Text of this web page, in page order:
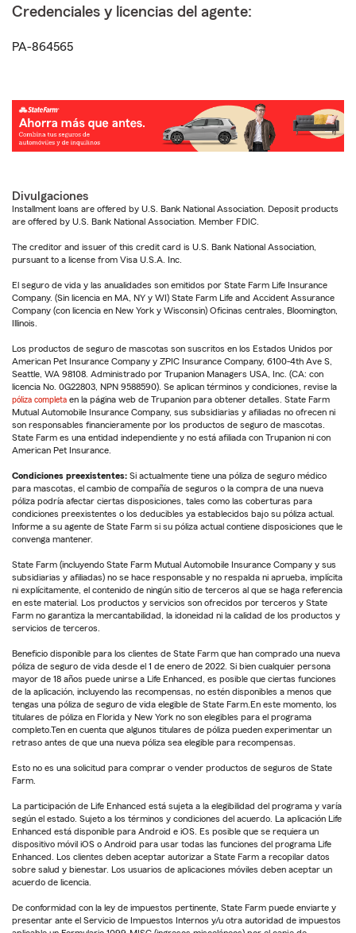
Credenciales y licencias del agente:
PA-864565
Divulgaciones
Installment loans are offered by U.S. Bank National Association. Deposit products
are offered by U.S. Bank National Association. Member FDIC.
The creditor and issuer of this credit card is U.S. Bank National Association,
pursuant to a license from Visa U.S.A. Inc.
El seguro de vida y las anualidades son emitidos por State Farm Life Insurance
Company. (Sin licencia en MA, NY y WI) State Farm Life and Accident Assurance
Company (con licencia en New York y Wisconsin) Oficinas centrales, Bloomington,
Illinois.
Los productos de seguro de mascotas son suscritos en los Estados Unidos por
American Pet Insurance Company y ZPIC Insurance Company, 6100-4th Ave S,
Seattle, WA 98108. Administrado por Trupanion Managers USA, Inc. (CA: con
licencia No. 0G22803, NPN 9588590). Se aplican términos y condiciones, revise la
póliza completa en la página web de Trupanion para obtener detalles. State Farm
Mutual Automobile Insurance Company, sus subsidiarias y afiliadas no ofrecen ni
son responsables financieramente por los productos de seguro de mascotas.
State Farm es una entidad independiente y no está afiliada con Trupanion ni con
American Pet Insurance.
Condiciones preexistentes: Si actualmente tiene una póliza de seguro médico
para mascotas, el cambio de compañía de seguros o la compra de una nueva
póliza podría afectar ciertas disposiciones, tales como las coberturas para
condiciones preexistentes o los deducibles ya establecidos bajo su póliza actual.
Informe a su agente de State Farm si su póliza actual contiene disposiciones que le
convenga mantener.
State Farm (incluyendo State Farm Mutual Automobile Insurance Company y sus
subsidiarias y afiliadas) no se hace responsable y no respalda ni aprueba, implícita
ni explícitamente, el contenido de ningún sitio de terceros al que se haga referencia
en este material. Los productos y servicios son ofrecidos por terceros y State
Farm no garantiza la mercantabilidad, la idoneidad ni la calidad de los productos y
servicios de terceros.
Beneficio disponible para los clientes de State Farm que han comprado una nueva
póliza de seguro de vida desde el 1 de enero de 2022. Si bien cualquier persona
mayor de 18 años puede unirse a Life Enhanced, es posible que ciertas funciones
de la aplicación, incluyendo las recompensas, no estén disponibles a menos que
tengas una póliza de seguro de vida elegible de State Farm.En este momento, los
titulares de póliza en Florida y New York no son elegibles para el programa
completo.Ten en cuenta que algunos titulares de póliza pueden experimentar un
retraso antes de que una nueva póliza sea elegible para recompensas.
Esto no es una solicitud para comprar o vender productos de seguros de State
Farm.
La participación de Life Enhanced está sujeta a la elegibilidad del programa y varía
según el estado. Sujeto a los términos y condiciones del acuerdo. La aplicación Life
Enhanced está disponible para Android e iOS. Es posible que se requiera un
dispositivo móvil iOS o Android para usar todas las funciones del programa Life
Enhanced. Los clientes deben aceptar autorizar a State Farm a recopilar datos
sobre salud y bienestar. Los usuarios de aplicaciones móviles deben aceptar un
acuerdo de licencia.
De conformidad con la ley de impuestos pertinente, State Farm puede enviarte y
presentar ante el Servicio de Impuestos Internos y/u otra autoridad de impuestos